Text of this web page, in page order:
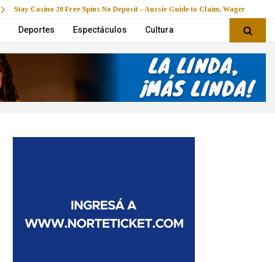
Stay Casino 20 Free Spins No Deposit – Aussie Guide to Claim, Wager & Play
Deportes Espectáculos Cultura